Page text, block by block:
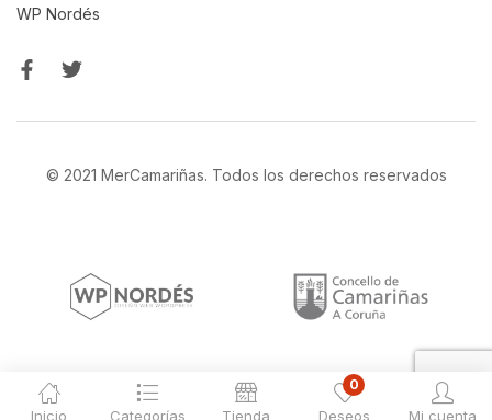
Inicio Categorías Tienda
0
Deseos Mi cuenta
WP Nordés
© 2021 MerCamariñas. Todos los derechos reservados